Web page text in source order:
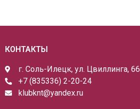
КОНТАКТЫ
г. Соль-Илецк, ул. Цвиллинга,
+7 (835336) 2-20-24
klubknt@yandex.ru